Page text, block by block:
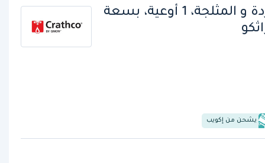
موزع المشروبات الباردة و المثلجة، 1 أوعية، بسعة
يشحن من إكويب